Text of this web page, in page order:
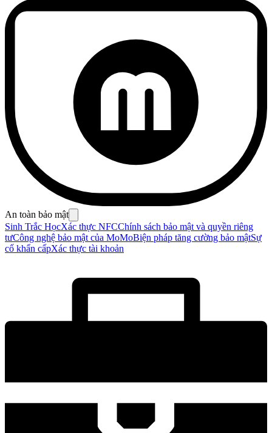
An toàn bảo mật
Sinh Trắc HọcXác thực NFCChính sách bảo mật và quyền riêng
tưCông nghệ bảo mật của MoMoBiện pháp tăng cường bảo mậtSự
cố khẩn cấpXác thực tài khoản